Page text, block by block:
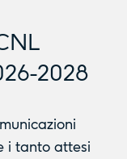
2028
i tanto attesi